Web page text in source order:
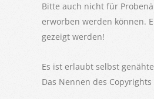
Bitte auch nicht für
erworben werden können.
gezeigt werden!
Es ist erlaubt selbst
Das Nennen des